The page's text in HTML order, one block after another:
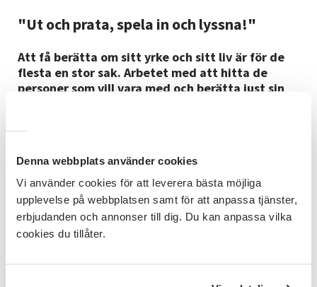
Denna webbplats använder cookies
Vi använder cookies för att leverera bästa möjliga
upplevelse på webbplatsen samt för att anpassa tjänster,
erbjudanden och annonser till dig. Du kan anpassa vilka
cookies du tillåter.
"Ut och prata, spela in och lyssna!"
Att få berätta om sitt yrke och sitt liv är för de
flesta en stor sak. Arbetet med att hitta de
personer som vill vara med och berätta just sin
berätta”… Och så slutar det med en jättestark
flesta glada och stolta. Vissa delar kan också få en
att bli lite ledsen, att man kanske inte kan göra allt
det där roliga som man nu berättar om. Men allt
slutar ändå ofta i glädjekänslor och en insikt att man
har gjort så mycket att vara stolt över.